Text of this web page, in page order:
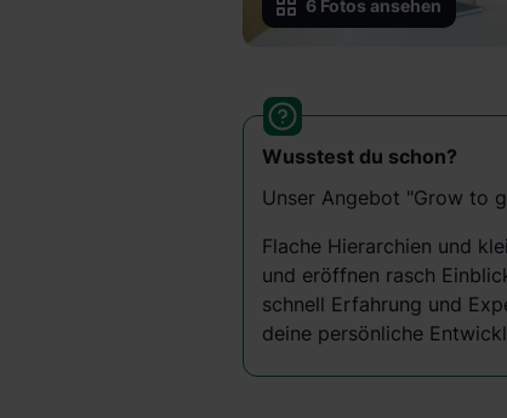
6 Fotos ansehen
Wusstest du schon?
Unser Angebot "Grow to
Flache Hierarchien und
und eröffnen rasch
schnell Erfahrung und
deine persönliche